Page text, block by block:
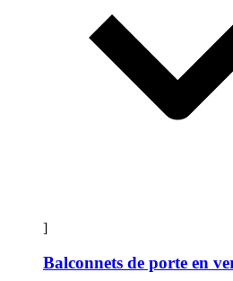
]
Balconnets de porte en